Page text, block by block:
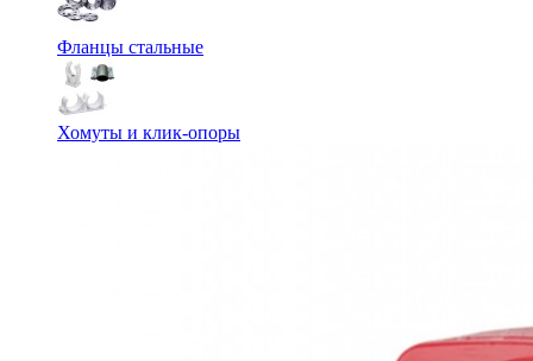
Фланцы стальные
Хомуты и клик-опоры